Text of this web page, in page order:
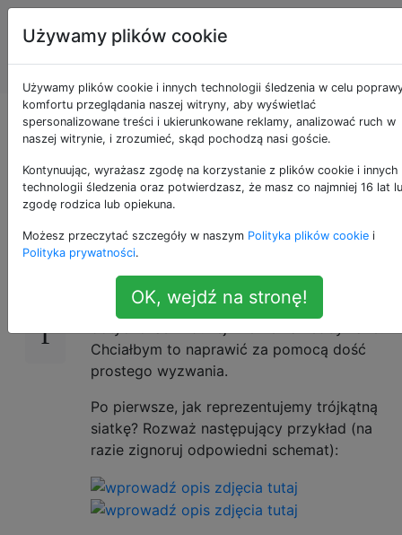
Programowanie
puzzli i Code
Golf
Wyrównanie na
siatkach trójkątnych
18
Siatki heksagonalne stały się ostatnio dość
popularną odmianą wyzwań związanych z
danymi dwuwymiarowymi. Wydaje się jednak,
że równie interesujące trójkątne siatki były
Chciałbym to naprawić za pomocą dość
prostego wyzwania.
Po pierwsze, jak reprezentujemy trójkątną
siatkę? Rozważ następujący przykład (na
razie zignoruj ​​odpowiedni schemat):
Używamy plików cookie
Używamy plików cookie i innych technologii śledzenia w celu
komfortu przeglądania naszej witryny, aby wyświetlać
spersonalizowane treści i ukierunkowane reklamy, analizować ruch w
naszej witrynie, i zrozumieć, skąd pochodzą nasi goście.
Kontynuując, wyrażasz zgodę na korzystanie z plików cookie i innych
technologii śledzenia oraz potwierdzasz, że masz co najmniej 16 lat
zgodę rodzica lub opiekuna.
Możesz przeczytać szczegóły w naszym Polityka plików cookie i
Polityka prywatności.
OK, wejdź na stronę!